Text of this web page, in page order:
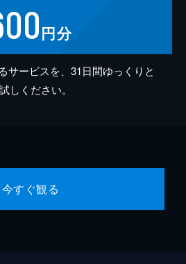
円分
サービスを、31日間ゆっくりと
しください。
今すぐ観る